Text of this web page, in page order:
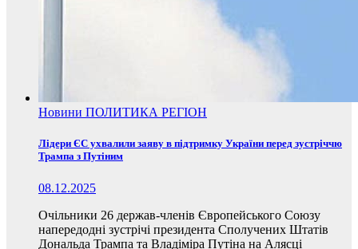
Новини ПОЛИТИКА РЕГІОН
Лідери ЄС ухвалили заяву в підтримку України перед зустріччю
Трампа з Путіним
08.12.2025
Очільники 26 держав-членів Європейського Союзу
напередодні зустрічі президента Сполучених Штатів
Дональда Трампа та Владіміра Путіна на Алясці